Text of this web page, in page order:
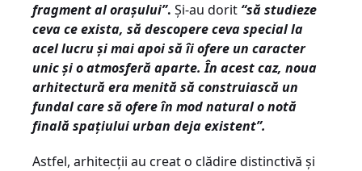
fragment al orașului”. Și-au dorit “să studieze
ceva ce exista, să descopere ceva special la
acel lucru și mai apoi să îi ofere un caracter
unic și o atmosferă aparte. În acest caz, noua
arhitectură era menită să construiască un
fundal care să ofere în mod natural o notă
finală spațiului urban deja existent”.
Astfel, arhitecții au creat o clădire distinctivă și